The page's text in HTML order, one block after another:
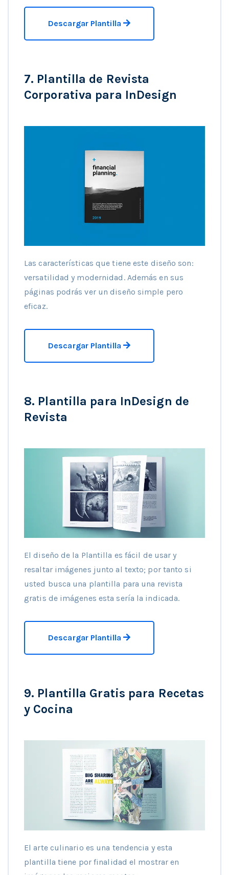
Descargar Plantilla
7. Plantilla de Revista
Corporativa para InDesign
Las características que tiene este diseño son:
versatilidad y modernidad. Además en sus
páginas podrás ver un diseño simple pero
eficaz.
Descargar Plantilla
8. Plantilla para InDesign de
Revista
El diseño de la Plantilla es fácil de usar y
resaltar imágenes junto al texto; por tanto si
usted busca una plantilla para una revista
gratis de imágenes esta sería la indicada.
Descargar Plantilla
9. Plantilla Gratis para Recetas
y Cocina
El arte culinario es una tendencia y esta
plantilla tiene por finalidad el mostrar en